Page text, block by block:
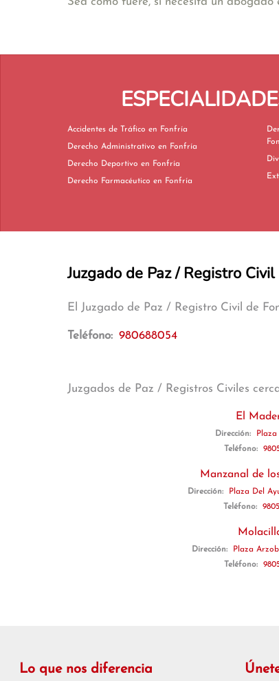
Accidentes de Tráfico en Fonfría
Derecho Administrativo en Fonfría
Derecho Deportivo en Fonfría
Derecho Farmacéutico en Fonfría
Juzgado de Paz / Registro
El Juzgado de Paz / Registro Civil de
Teléfono: 980688054
Juzgados de Paz / Registros Civiles
El
Dirección:
Teléfono:
Manzanal de
Dirección:
Plaza Del
Teléfono:
Dirección:
Plaza
Teléfono:
Lo que nos diferencia